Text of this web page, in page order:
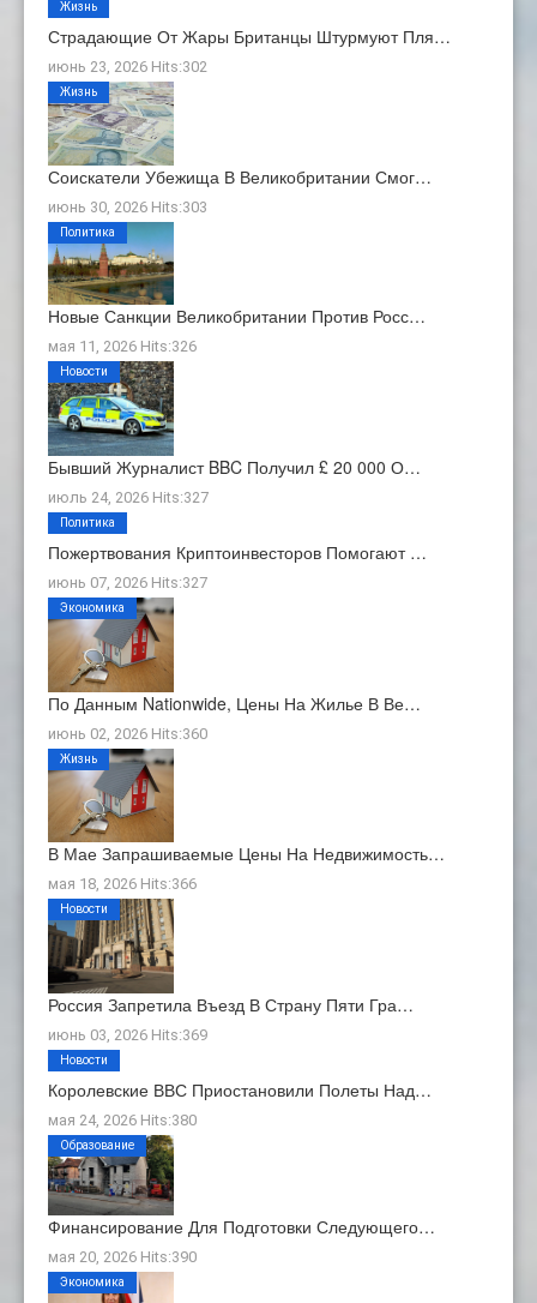
Страдающие От Жары Британцы Штурмуют Пля…
июнь 23, 2026 Hits:302
Жизнь
Соискатели Убежища В Великобритании Смог…
июнь 30, 2026 Hits:303
Жизнь
Новые Санкции Великобритании Против Росс…
мая 11, 2026 Hits:326
Политика
Бывший Журналист BBC Получил £ 20 000 О…
июль 24, 2026 Hits:327
Новости
Пожертвования Криптоинвесторов Помогают …
июнь 07, 2026 Hits:327
Политика
По Данным Nationwide, Цены На Жилье В Ве…
июнь 02, 2026 Hits:360
Экономика
В Мае Запрашиваемые Цены На Недвижимость…
мая 18, 2026 Hits:366
Жизнь
Россия Запретила Въезд В Страну Пяти Гра…
июнь 03, 2026 Hits:369
Новости
Королевские ВВС Приостановили Полеты Над…
мая 24, 2026 Hits:380
Новости
Финансирование Для Подготовки Следующего…
мая 20, 2026 Hits:390
Образование
Экономика